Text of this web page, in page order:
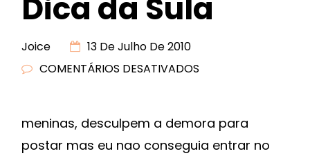
Dica da Sula
Joice
13 De Julho De 2010
COMENTÁRIOS DESATIVADOS
SULA
meninas, desculpem a demora para
postar mas eu nao conseguia entrar no